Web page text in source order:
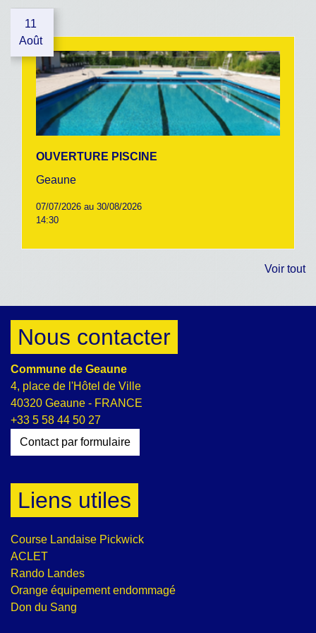
11
Août
OUVERTURE PISCINE
Geaune
07/07/2026 au 30/08/2026
14:30
Voir tout
Nous contacter
Commune de Geaune
4, place de l'Hôtel de Ville
40320 Geaune - FRANCE
+33 5 58 44 50 27
Contact par formulaire
Liens utiles
Course Landaise Pickwick
ACLET
Rando Landes
Orange équipement endommagé
Don du Sang